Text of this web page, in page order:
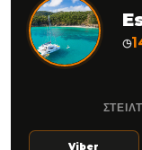
◷
Viber